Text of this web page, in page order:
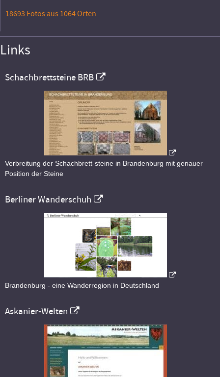
18693 Fotos aus 1064 Orten
Links
Schachbrettsteine BRB
Verbreitung der Schachbrett-steine in Brandenburg mit genauer
Position der Steine
Berliner Wanderschuh
Brandenburg - eine Wanderregion in Deutschland
Askanier-Welten